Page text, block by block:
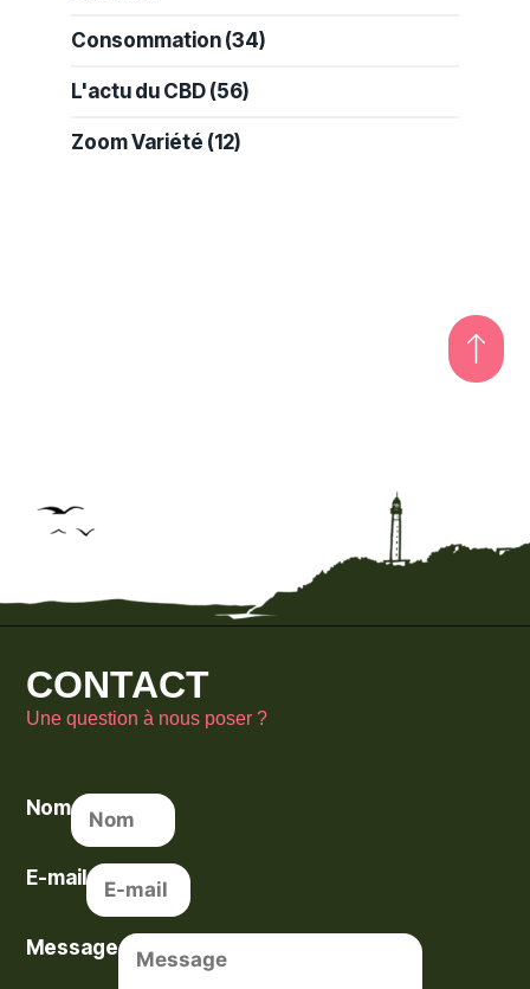
Consommation (34)
L'actu du CBD (56)
Zoom Variété (12)
CONTACT
Une question à nous poser ?
Nom
E-mail
Message